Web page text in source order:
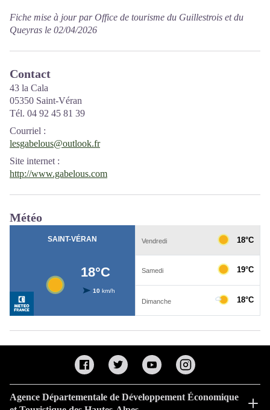
Fiche mise à jour par Office de tourisme du Guillestrois et du
Queyras le 02/04/2026
Contact
43 la Cala
05350 Saint-Véran
Tél. 04 92 45 81 39
Courriel :
lesgabelous@outlook.fr
Site internet :
http://www.gabelous.com
Météo
Agence Départementale de Développement Économique